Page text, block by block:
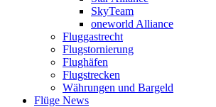
SkyTeam
oneworld Alliance
Fluggastrecht
Flugstornierung
Flughäfen
Flugstrecken
Währungen und Bargeld
Flüge News